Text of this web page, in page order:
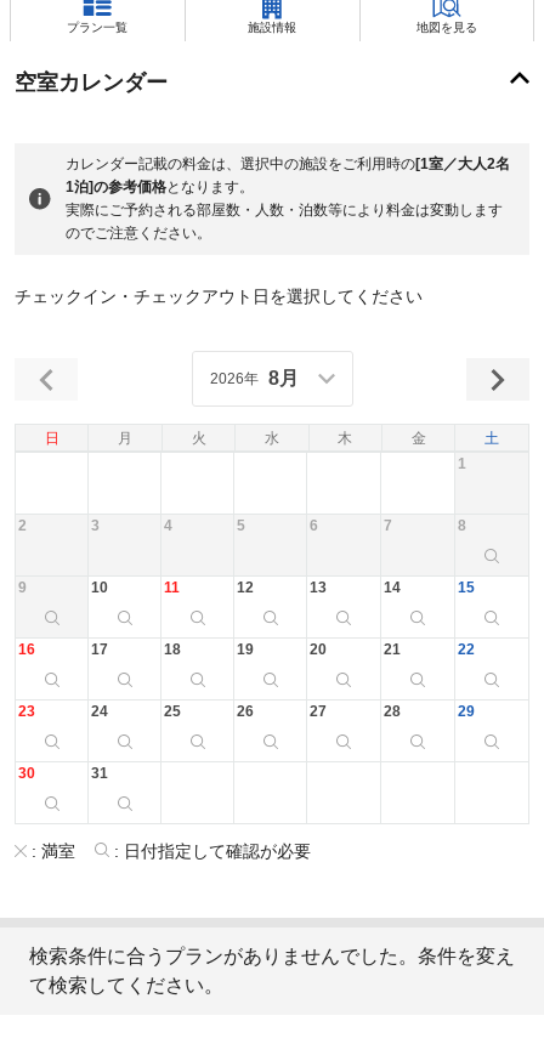
プラン一覧 施設情報 地図を見る
空室カレンダー
カレンダー記載の料金は、選択中の施設をご利用時の[1室／大人2名
1泊]の参考価格となります。
実際にご予約される部屋数・人数・泊数等により料金は変動します
のでご注意ください。
チェックイン・チェックアウト日を選択してください
日 月 火 水 木 金 土
2026年 8月
1
2 3 4 5 6 7 8
9 10 11 12 13 14 15
16 17 18 19 20 21 22
23 24 25 26 27 28 29
30 31
: 満室 : 日付指定して確認が必要
検索条件に合うプランがありませんでした。条件を変え
て検索してください。